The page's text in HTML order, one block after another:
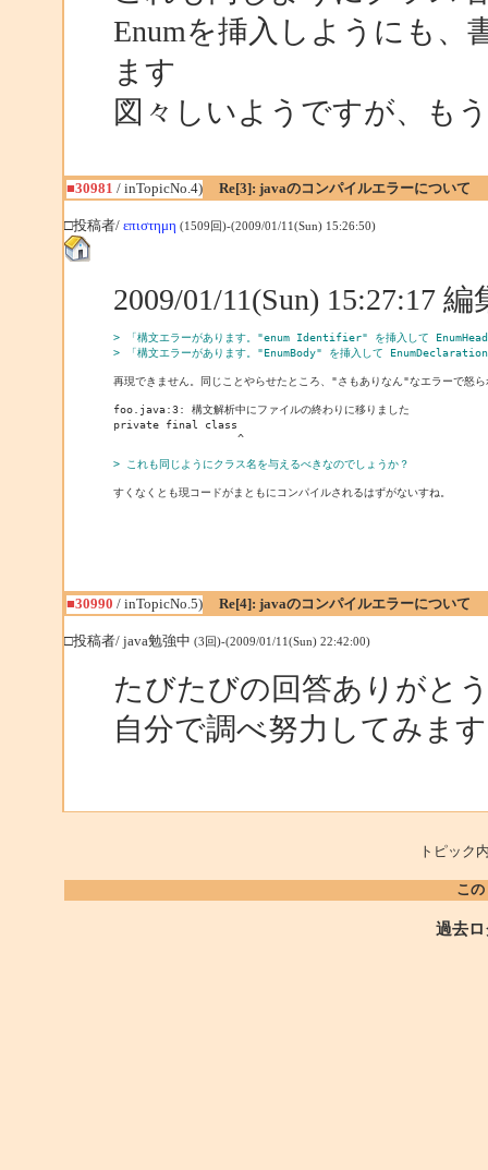
Enumを挿入しようにも、
ます
図々しいようですが、も
■30981 / inTopicNo.4) Re[3]: javaのコンパイルエラーについて
□投稿者/ επιστημη (1509回)-(2009/01/11(Sun) 15:26:50)
2009/01/11(Sun) 15:27:17
> 「構文エラーがあります。"enum Identifier" を挿入して
> 「構文エラーがあります。"EnumBody" を挿入して EnumDeclaration
再現できません。同じことやらせたところ、"さもありなん"なエラーで怒ら
foo.java:3: 構文解析中にファイルの終わりに移りました
private final class
                   ^
> これも同じようにクラス名を与えるべきなのでしょうか？
■30990 / inTopicNo.5) Re[4]: javaのコンパイルエラーについて
□投稿者/ java勉強中 (3回)-(2009/01/11(Sun) 22:42:00)
たびたびの回答ありがと
自分で調べ努力してみます
トピッ
こ
過去